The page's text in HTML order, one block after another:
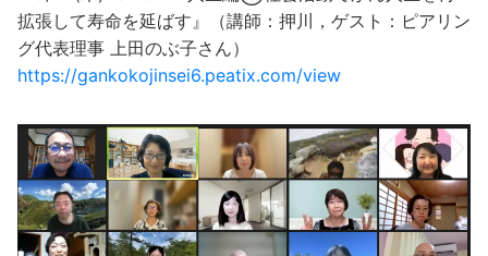
拡張して寿命を延ばす』（講師：押川，ゲスト：ピアリン
グ代表理事 上田のぶ子さん）
https://gankokojinsei6.peatix.com/view